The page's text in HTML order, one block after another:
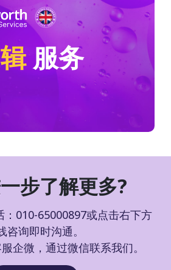
服务
步了解更多?
：010-65000897或点击右下方
咨询即时沟通。
企微，通过微信联系我们。